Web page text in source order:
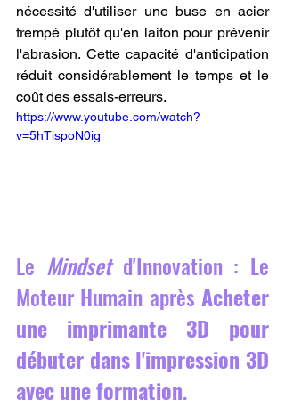
nécessité d'utiliser une buse en acier
trempé plutôt qu'en laiton pour prévenir
l'abrasion. Cette capacité d'anticipation
réduit considérablement le temps et le
coût des essais-erreurs.
https://www.youtube.com/watch?
v=5hTispoN0ig
Le Mindset d'Innovation : Le
Moteur Humain après Acheter
une imprimante 3D pour
débuter dans l'impression 3D
avec une formation.